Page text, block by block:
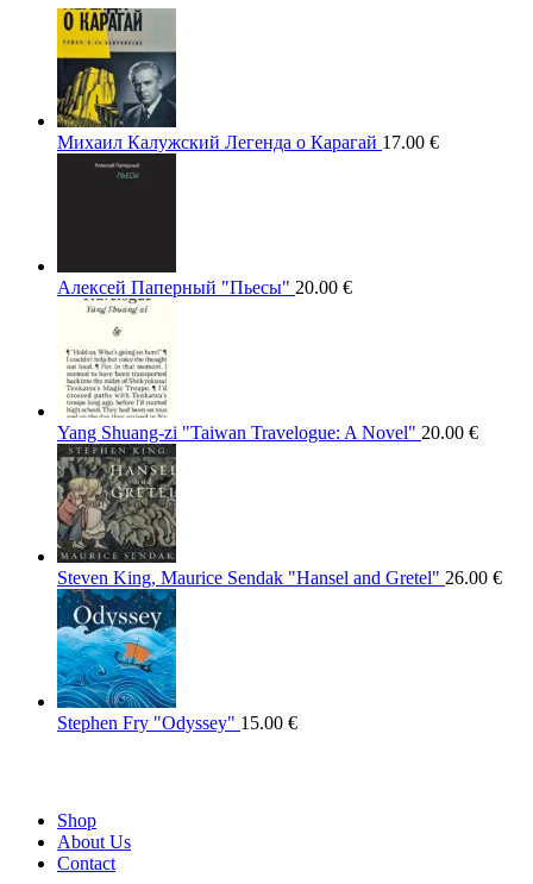
Михаил Калужский Легенда о Карагай 17.00 €
Алексей Паперный "Пьесы" 20.00 €
Yang Shuang-zi "Taiwan Travelogue: A Novel" 20.00 €
Steven King, Maurice Sendak "Hansel and Gretel" 26.00 €
Stephen Fry "Odyssey" 15.00 €
Shop
About Us
Contact